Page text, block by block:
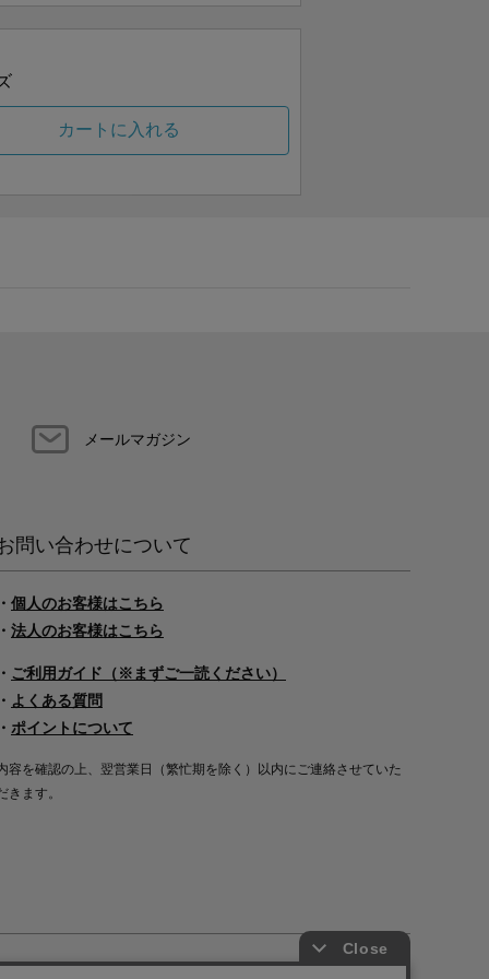
カートに入れる
メールマガジン
問い合わせについて
・ 個人のお客様はこちら
・ 法人のお客様はこちら
・ ご利用ガイド（※まずご一読ください）
・ よくある質問
・ ポイントについて
容を確認の上、翌営業日（繁忙期を除く）以内にご連絡させていた
きます。